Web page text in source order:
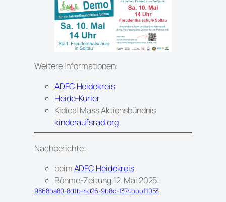
Weitere Informationen:
ADFC Heidekreis
Heide-Kurier
Kidical Mass Aktionsbündnis
kinderaufsrad.org
Nachberichte:
beimADFC Heidekreis
Böhme-Zeitung 12. Mai 2025:
9868ba80-8d1b-4d26-9b8d-1374bbbf1053